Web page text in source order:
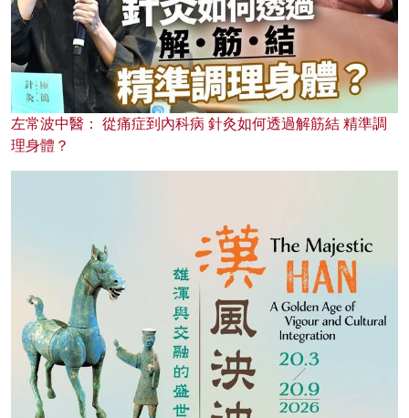
左常波中醫： 從痛症到內科病 針灸如何透過解筋結 精準調
理身體？